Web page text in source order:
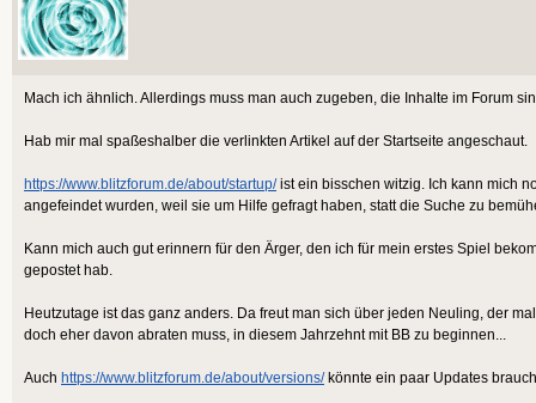
Mach ich ähnlich. Allerdings muss man auch zugeben, die Inhalte im Forum
Hab mir mal spaßeshalber die verlinkten Artikel auf der Startseite angeschaut.
https://www.blitzforum.de/about/startup/ist ein bisschen witzig. Ich kann mich
angefeindet wurden, weil sie um Hilfe gefragt haben, statt die Suche zu
Kann mich auch gut erinnern für den Ärger, den ich für mein erstes Spiel
gepostet hab.
Heutzutage ist das ganz anders. Da freut man sich über jeden Neuling, der
doch eher davon abraten muss, in diesem Jahrzehnt mit BB zu beginnen...
Auch https://www.blitzforum.de/about/versions/könnte ein paar Updates